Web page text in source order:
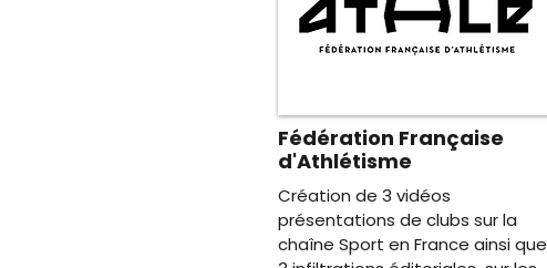
Fédération Française
d'Athlétisme
Création de 3 vidéos
présentations de clubs sur la
chaîne Sport en France ainsi que